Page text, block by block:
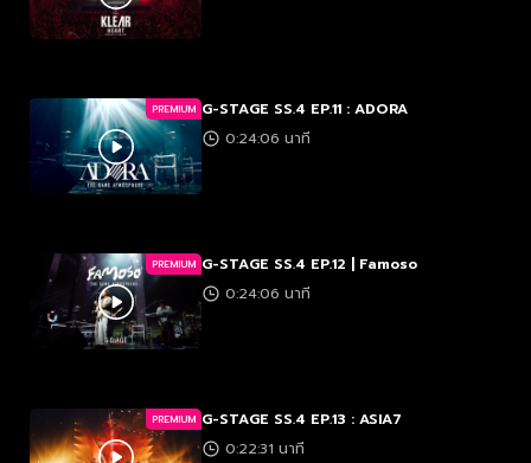
PREMIUM G-STAGE SS.4 EP.11 : ADORA
0:24:06 นาที
PREMIUM G-STAGE SS.4 EP.12 | Famoso
0:24:06 นาที
PREMIUM G-STAGE SS.4 EP.13 : ASIA7
0:22:31 นาที